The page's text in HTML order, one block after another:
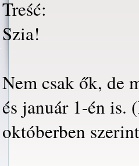
Treść:
Szia!
Nem csak ők, de
és január 1-én is.
októberben